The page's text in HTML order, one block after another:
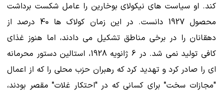
کند. او سیاست های نیکولای بوخارین را عامل شکست برداشت
محصول 1927 دانست. در این زمان کولاک ها 40 درصد از
دهقانان را در برخی مناطق تشکیل می دادند، اما هنوز غذای
کافی تولید نمی شد. در 6 ژانویه 1928، استالین دستور محرمانه
ای را صادر کرد و تهدید کرد که رهبران حزب محلی را که از اعمال
"مجازات سخت" برای کسانی که در "احتکار غلات" مقصر بودند،